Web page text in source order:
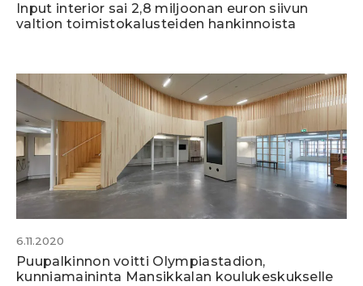
Input interior sai 2,8 miljoonan euron siivun
valtion toimistokalusteiden hankinnoista
6.11.2020
Puupalkinnon voitti Olympiastadion,
kunniamaininta Mansikkalan koulukeskukselle